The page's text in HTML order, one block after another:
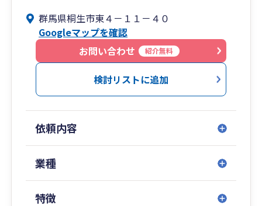
「より良い未来」を創るサポートをすることが、
わたしたちの使命です。
また当事務所は小規模事務所です。
そのため、お客様への対応は職員任せではなく、
最終的には必ず税理士本人が責任を持って対応い
お客様がご不明、疑問に思われたことは、
お客様が分かるまで専門用語を使わずに
何度でもご説明するよう心がけておりますので、
群馬県桐生市東４－１１－４０
Googleマップを確認
お問い合わせ
紹介無料
検討リストに追加
依頼内容
業種
特徴